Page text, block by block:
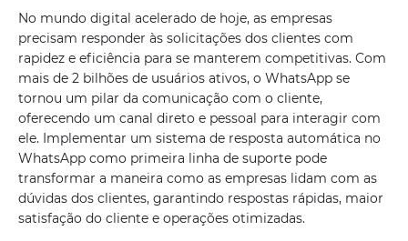
No mundo digital acelerado de hoje, as empresas
precisam responder às solicitações dos clientes com
rapidez e eficiência para se manterem competitivas. Com
mais de 2 bilhões de usuários ativos, o WhatsApp se
tornou um pilar da comunicação com o cliente,
oferecendo um canal direto e pessoal para interagir com
ele. Implementar um sistema de resposta automática no
WhatsApp como primeira linha de suporte pode
transformar a maneira como as empresas lidam com as
dúvidas dos clientes, garantindo respostas rápidas, maior
satisfação do cliente e operações otimizadas.